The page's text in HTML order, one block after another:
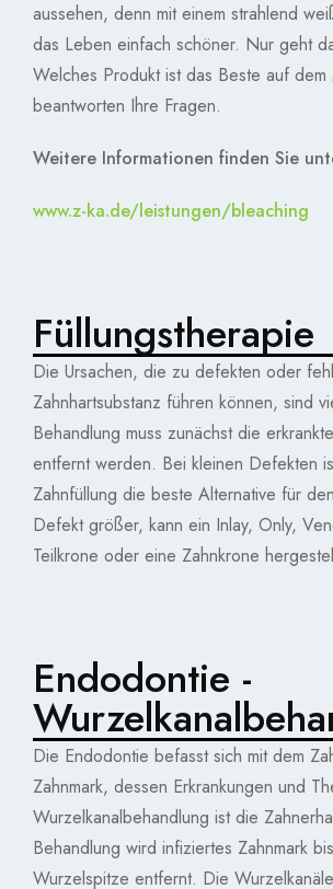
aussehen, denn mit einem strahlend
das Leben einfach schöner. Nur geht
Welches Produkt ist das Beste auf
beantworten Ihre Fragen.
Weitere Informationen finden Sie
www.z-ka.de/leistungen/bleaching
Füllungstherapie
Die Ursachen, die zu defekten oder
Zahnhartsubstanz führen können, sind
Behandlung muss zunächst die
entfernt werden. Bei kleinen Defekten
Zahnfüllung die beste Alternative für
Defekt größer, kann ein Inlay, Only,
Teilkrone oder eine Zahnkrone
Endodontie -
Die Endodontie befasst sich mit dem
Zahnmark, dessen Erkrankungen und
Wurzelkanalbehandlung ist die
Behandlung wird infiziertes Zahnmark
Wurzelspitze entfernt. Die